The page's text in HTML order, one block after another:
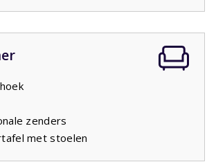
en een apart toilet aanwezig. In
ruimte, comfort, een jacuzzi en de
water maakt deze villa een fijne plek
met familie of vrienden.
zenders
met stoelen